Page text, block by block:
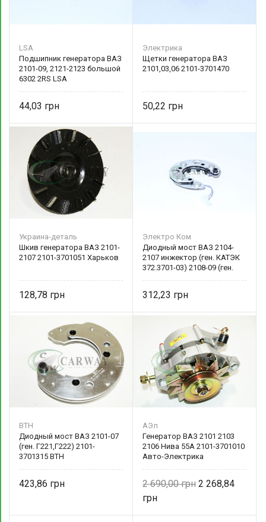
LSA
Подшипник генератора ВАЗ
2101-09, 2121-2123 большой
6302 2RS LSA
44,03
Электрика
Щетки генератора ВАЗ
2101,03,06 2101-3701470
50,22
Украина-деталь
Шкив генератора ВАЗ 2101-
2107 2101-3701051 Харьков
128,78
Электро Ком
Диодный мост ВАЗ 2104-
2107 инжектор (ген. КАТЭК
372.3701-03) 2108-09 (ген.
312,23
ВТН
Диодный мост ВАЗ 2101-07
(ген. Г221,Г222) 2101-
3701315 ВТН
423,86
АЭл
Генератор ВАЗ 2101 2103
2106 Нива 55А 2101-3701010
Авто-Электрика
2 690,00 2 268,84